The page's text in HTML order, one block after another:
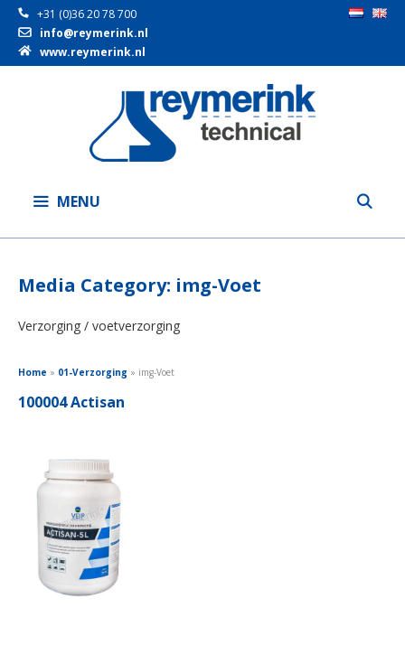
+31 (0)36 20 78 700
info@reymerink.nl
www.reymerink.nl
MENU
Media Category: img-Voet
Verzorging / voetverzorging
Home » 01-Verzorging » img-Voet
100004 Actisan